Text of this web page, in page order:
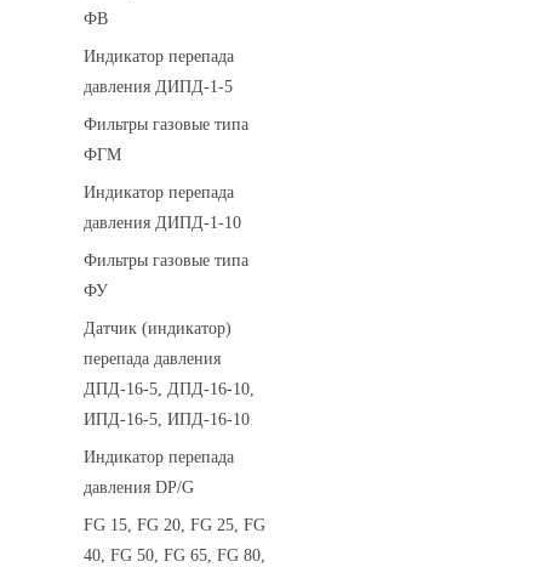
ФВ
Индикатор перепада
давления ДИПД-1-5
Фильтры газовые типа
ФГМ
Индикатор перепада
давления ДИПД-1-10
Фильтры газовые типа
ФУ
Датчик (индикатор)
перепада давления
ДПД-16-5, ДПД-16-10,
ИПД-16-5, ИПД-16-10
Индикатор перепада
давления DP/G
FG 15, FG 20, FG 25, FG
40, FG 50, FG 65, FG 80,